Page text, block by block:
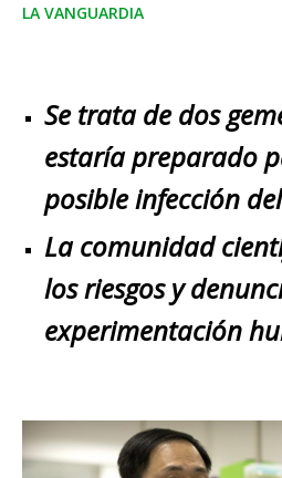
LA VANGUARDIA
Se trata de dos
estaría preparado
posible infección
La comunidad
los riesgos y
experimentación